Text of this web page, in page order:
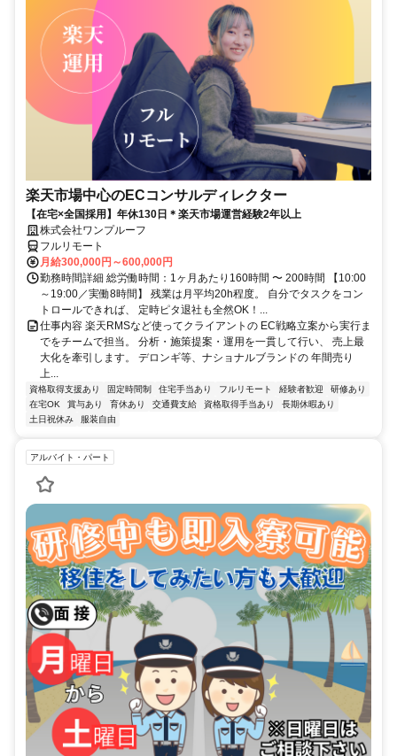
楽天市場中心のECコンサルディレクター
【在宅×全国採用】年休130日＊楽天市場運営経験2年以上
株式会社ワンプルーフ
フルリモート
月給300,000円～600,000円
勤務時間詳細 総労働時間：1ヶ月あたり160時間 〜 200時間 【10:00
～19:00／実働8時間】 残業は月平均20h程度。 自分でタスクをコン
トロールできれば、 定時ピタ退社も全然OK！...
仕事内容 楽天RMSなど使ってクライアントの EC戦略立案から実行ま
でをチームで担当。 分析・施策提案・運用を一貫して行い、 売上最
大化を牽引します。 デロンギ等、ナショナルブランドの 年間売り
上...
資格取得支援あり 固定時間制 住宅手当あり フルリモート 経験者歓迎
研修あり
在宅OK
賞与あり 育休あり 交通費支給 資格取得手当あり
長期休暇あり
土日祝休み
服装自由
アルバイト・パート